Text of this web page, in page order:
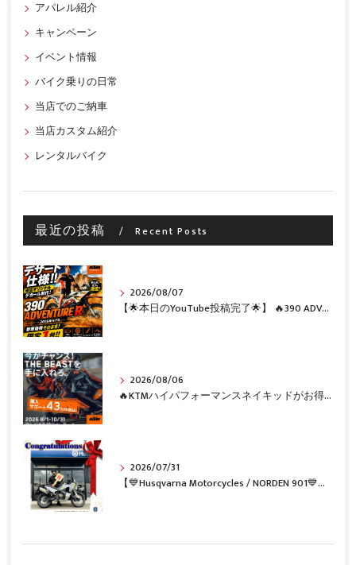
アパレル紹介
キャンペーン
イベント情報
バイク乗りの日常
当店でのご納車
当店カスタム紹介
レンタルバイク
最近の投稿 Recent Posts
2026/08/07
【🌟本日のYouTube投稿完了🌟】 🔥390 ADVENTURE R × KTM山形 オリジナルデカール仕様誕生🔥
2026/08/06
🔥KTMハイパフォーマンスネイキッドがお得に手に入るチャンス🔥
2026/07/31
【💙Husqvarna Motorcycles / NORDEN 901💙】 ご納車おめでとうございます🎉✨